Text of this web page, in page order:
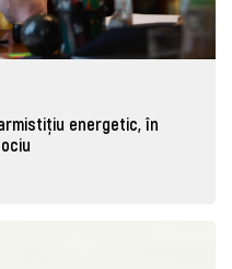
energetic, în